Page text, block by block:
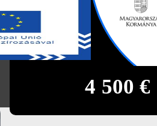
4 500 €